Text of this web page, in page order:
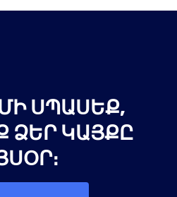
ՍՊԱՍԵՔ, Ս
ԿԱՅՔԸ Ա